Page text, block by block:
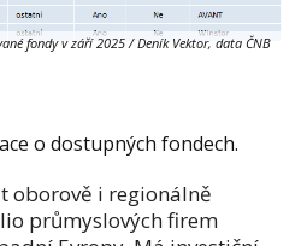
fondy v září 2025 / Deník Vektor, data ČNB
o dostupných fondech.
oborově i regionálně
průmyslových firem